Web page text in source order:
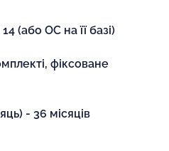
(або ОС на її базі)
комплекті, фіксоване
- 36 місяців